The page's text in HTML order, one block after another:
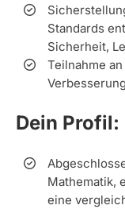
Standards
Sicherheit,
Teilnahme
Dein Profil:
Mathematik,
eine